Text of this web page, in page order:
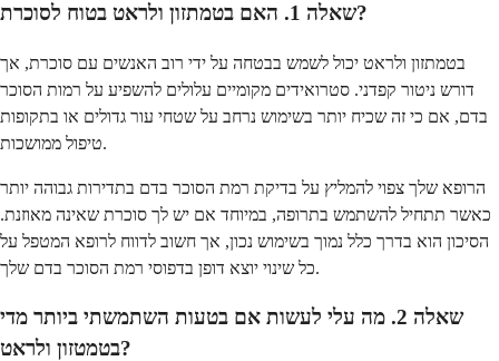
שאלה 1. האם בטמתזון ולראט בטוח לסוכרת?
בטמתזון ולראט יכול לשמש בבטחה על ידי רוב האנשים עם סוכרת, אך
דורש ניטור קפדני. סטרואידים מקומיים עלולים להשפיע על רמות הסוכר
בדם, אם כי זה שכיח יותר בשימוש נרחב על שטחי עור גדולים או בתקופות
טיפול ממושכות.
הרופא שלך צפוי להמליץ על בדיקת רמת הסוכר בדם בתדירות גבוהה יותר
כאשר תתחיל להשתמש בתרופה, במיוחד אם יש לך סוכרת שאינה מאוזנת.
הסיכון הוא בדרך כלל נמוך בשימוש נכון, אך חשוב לדווח לרופא המטפל על
כל שינוי יוצא דופן בדפוסי רמת הסוכר בדם שלך.
שאלה 2. מה עלי לעשות אם בטעות השתמשתי ביותר מדי
בטמטזון ולראט?